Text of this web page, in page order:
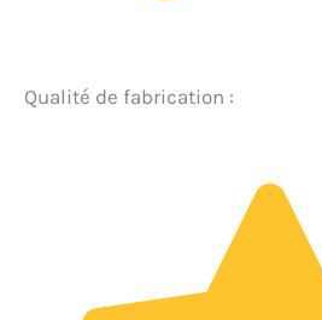
Qualité de fabrication :